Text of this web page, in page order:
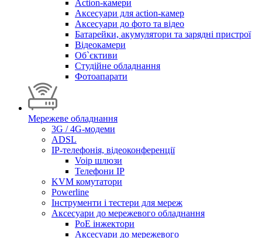
Action-камери
Аксесуари для action-камер
Аксесуари до фото та відео
Батарейки, акумулятори та зарядні пристрої
Відеокамери
Об`єктиви
Студійне обладнання
Фотоапарати
Мережеве обладнання
3G / 4G-модеми
ADSL
IP-телефонія, відеоконференції
Voip шлюзи
Телефони IP
KVM комутатори
Powerline
Інструменти і тестери для мереж
Аксесуари до мережевого обладнання
PoE інжектори
Аксесуари до мережевого